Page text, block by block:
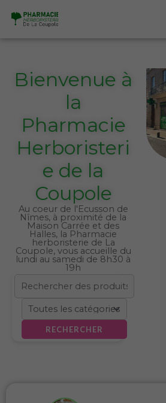
contenu
Bienvenue à
la
Pharmacie
Herboristeri
e de la
Coupole
Au coeur de l'Ecusson de
Nîmes, à proximité de la
Maison Carrée et des
Halles, la Pharmacie
herboristerie de La
Coupole, vous accueille du
lundi au samedi de 8h30 à
19h
RECHERCHER